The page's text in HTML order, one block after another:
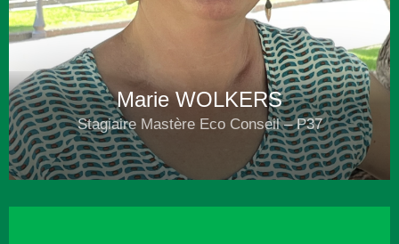
Marie WOLKERS
Stagiaire Mastère Eco Conseil – P37